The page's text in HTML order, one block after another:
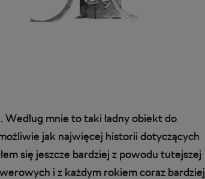
mnie to taki ładny obiekt do
jak najwięcej historii dotyczących
się jeszcze bardziej z powodu tutejszej
i z każdym rokiem coraz bardziej